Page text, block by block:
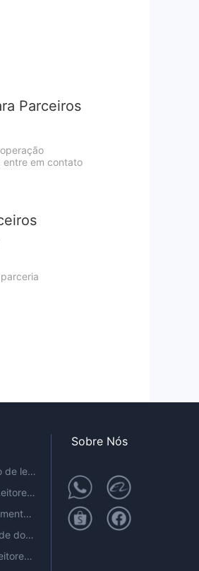
Parceiros
entre em contato
Integração de leitores de passaportes no ecossistema Apple
Como os Leitores de Passaporte ER Melhoram a Eficiência do Check-In de Autoatendimento em Hotéis
Reconhecimento de Passaportes de Alto Desempenho para Dispositivos de Autoatendimento Baseados em Android
Da leitura de documentos à conexão de jornadas: como a verificação de identidade está evoluindo no setor global de viagens
Por Que Leitores de Passaporte São Essenciais Para Caixas de Câmbio Self-Service
Sobre Nós